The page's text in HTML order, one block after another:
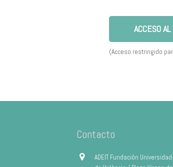
ACCESO
(Acceso restringido
Contacto
ADEIT Fundación